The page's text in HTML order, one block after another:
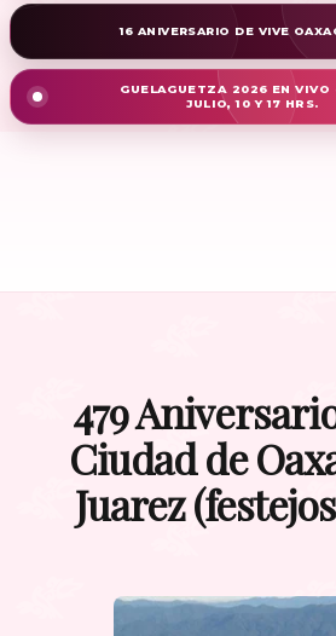
16 ANIVERSARIO DE VIVE
GUELAGUETZA 2026 EN VIVO
JULIO, 10 Y 17 HRS.
479
Ciudad de
Juarez